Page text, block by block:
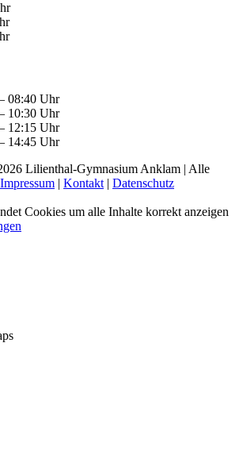
08:40 Uhr
10:30 Uhr
12:15 Uhr
14:45 Uhr
Lilienthal-Gymnasium Anklam | Alle
Impressum | Kontakt | Datenschutz
Cookies um alle Inhalte korrekt anzeigen